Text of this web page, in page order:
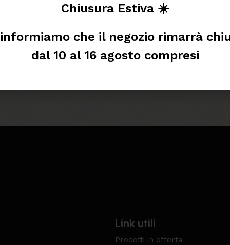
Link utili
Prodotti in offerta
Chiusura Estiva ☀️
che il negozio rimarrà
dal 10 al 16 agosto compresi